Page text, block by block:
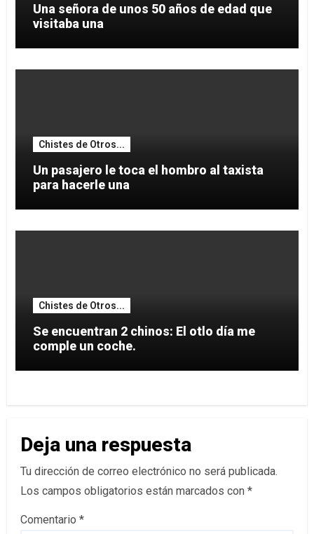
Una señora de unos 50 años de edad que
visitaba una
Chistes de Otros...
Un pasajero le toca el hombro al taxista
para hacerle una
Chistes de Otros...
Se encuentran 2 chinos: El otlo día me
comple un coche.
Deja una respuesta
Tu dirección de correo electrónico no será publicada.
Los campos obligatorios están marcados con *
Comentario *